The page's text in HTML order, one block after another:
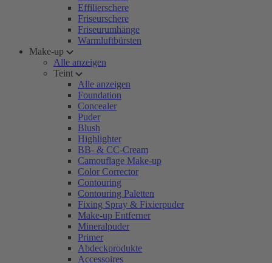
Effilierschere
Friseurschere
Friseurumhänge
Warmluftbürsten
Make-up
Alle anzeigen
Teint
Alle anzeigen
Foundation
Concealer
Puder
Blush
Highlighter
BB- & CC-Cream
Camouflage Make-up
Color Corrector
Contouring
Contouring Paletten
Fixing Spray & Fixierpuder
Make-up Entferner
Mineralpuder
Primer
Abdeckprodukte
Accessoires